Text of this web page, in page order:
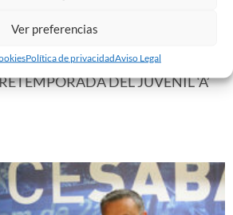
Ver preferencias
Política de privacidadAviso Legal
DEL JUVENIL ‘A’